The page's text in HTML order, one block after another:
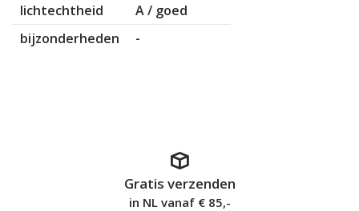
lichtechtheid
A / goed
bijzonderheden
-
Gratis verzenden
in NL vanaf € 85,-